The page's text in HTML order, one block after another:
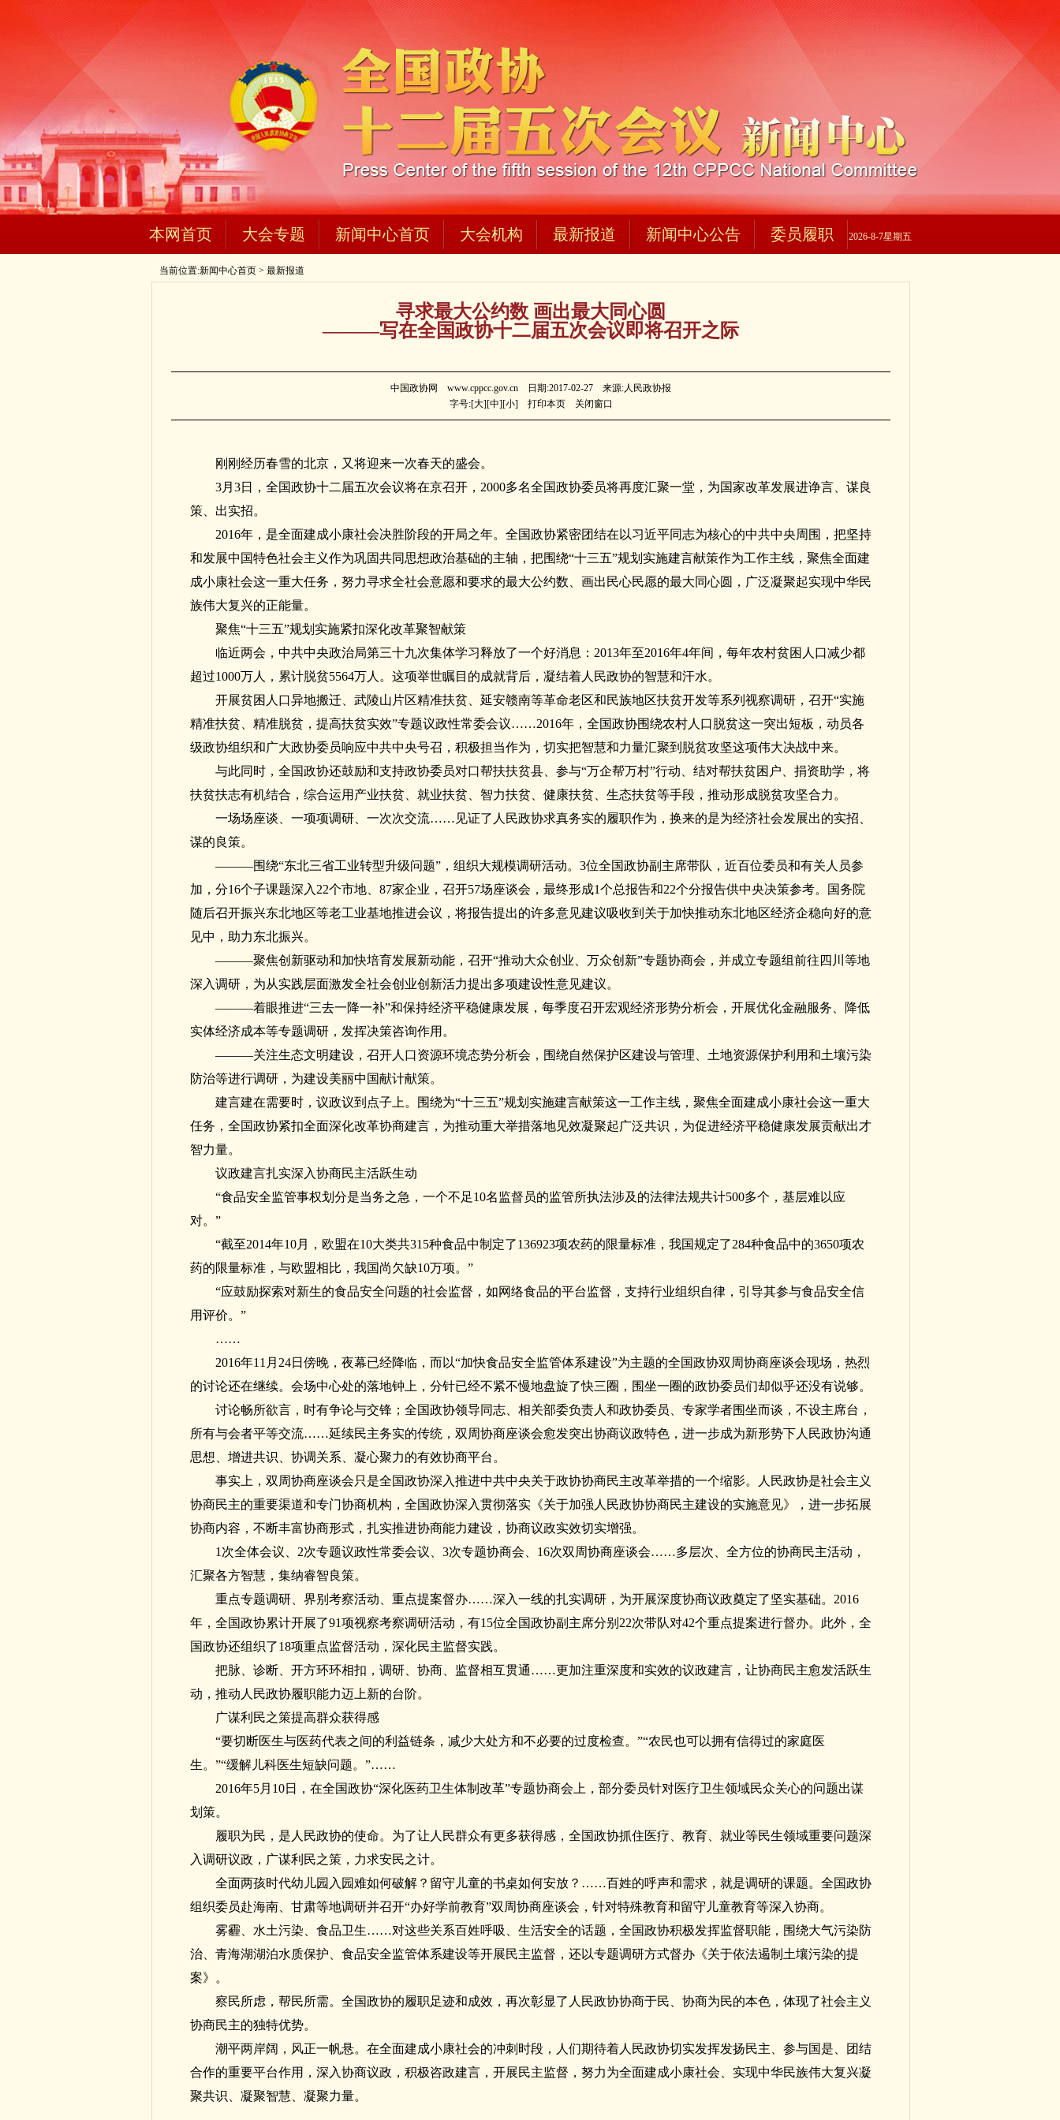
本网首页 大会专题 新闻中心首页 大会机构 最新报道 新闻中心公告 委员履职 2026-8-7星期五
当前位置:新闻中心首页 > 最新报道
寻求最大公约数 画出最大同心圆
———写在全国政协十二届五次会议即将召开之际
中国政协网 www.cppcc.gov.cn 日期:2017-02-27 来源:人民政协报
字号:[大][中][小] 打印本页 关闭窗口
刚刚经历春雪的北京，又将迎来一次春天的盛会。
3月3日，全国政协十二届五次会议将在京召开，2000多名全国政协委员将再度汇聚一堂，为国家改革发展进诤言、谋良
策、出实招。
2016年，是全面建成小康社会决胜阶段的开局之年。全国政协紧密团结在以习近平同志为核心的中共中央周围，把坚持
和发展中国特色社会主义作为巩固共同思想政治基础的主轴，把围绕“十三五”规划实施建言献策作为工作主线，聚焦全面建
成小康社会这一重大任务，努力寻求全社会意愿和要求的最大公约数、画出民心民愿的最大同心圆，广泛凝聚起实现中华民
族伟大复兴的正能量。
聚焦“十三五”规划实施紧扣深化改革聚智献策
临近两会，中共中央政治局第三十九次集体学习释放了一个好消息：2013年至2016年4年间，每年农村贫困人口减少都
超过1000万人，累计脱贫5564万人。这项举世瞩目的成就背后，凝结着人民政协的智慧和汗水。
开展贫困人口异地搬迁、武陵山片区精准扶贫、延安赣南等革命老区和民族地区扶贫开发等系列视察调研，召开“实施
精准扶贫、精准脱贫，提高扶贫实效”专题议政性常委会议……2016年，全国政协围绕农村人口脱贫这一突出短板，动员各
级政协组织和广大政协委员响应中共中央号召，积极担当作为，切实把智慧和力量汇聚到脱贫攻坚这项伟大决战中来。
与此同时，全国政协还鼓励和支持政协委员对口帮扶扶贫县、参与“万企帮万村”行动、结对帮扶贫困户、捐资助学，将
扶贫扶志有机结合，综合运用产业扶贫、就业扶贫、智力扶贫、健康扶贫、生态扶贫等手段，推动形成脱贫攻坚合力。
一场场座谈、一项项调研、一次次交流……见证了人民政协求真务实的履职作为，换来的是为经济社会发展出的实招、
谋的良策。
———围绕“东北三省工业转型升级问题”，组织大规模调研活动。3位全国政协副主席带队，近百位委员和有关人员参
加，分16个子课题深入22个市地、87家企业，召开57场座谈会，最终形成1个总报告和22个分报告供中央决策参考。国务院
随后召开振兴东北地区等老工业基地推进会议，将报告提出的许多意见建议吸收到关于加快推动东北地区经济企稳向好的意
见中，助力东北振兴。
———聚焦创新驱动和加快培育发展新动能，召开“推动大众创业、万众创新”专题协商会，并成立专题组前往四川等地
深入调研，为从实践层面激发全社会创业创新活力提出多项建设性意见建议。
———着眼推进“三去一降一补”和保持经济平稳健康发展，每季度召开宏观经济形势分析会，开展优化金融服务、降低
实体经济成本等专题调研，发挥决策咨询作用。
———关注生态文明建设，召开人口资源环境态势分析会，围绕自然保护区建设与管理、土地资源保护利用和土壤污染
防治等进行调研，为建设美丽中国献计献策。
建言建在需要时，议政议到点子上。围绕为“十三五”规划实施建言献策这一工作主线，聚焦全面建成小康社会这一重大
任务，全国政协紧扣全面深化改革协商建言，为推动重大举措落地见效凝聚起广泛共识，为促进经济平稳健康发展贡献出才
智力量。
议政建言扎实深入协商民主活跃生动
“食品安全监管事权划分是当务之急，一个不足10名监督员的监管所执法涉及的法律法规共计500多个，基层难以应
对。”
“截至2014年10月，欧盟在10大类共315种食品中制定了136923项农药的限量标准，我国规定了284种食品中的3650项农
药的限量标准，与欧盟相比，我国尚欠缺10万项。”
“应鼓励探索对新生的食品安全问题的社会监督，如网络食品的平台监督，支持行业组织自律，引导其参与食品安全信
用评价。”
……
2016年11月24日傍晚，夜幕已经降临，而以“加快食品安全监管体系建设”为主题的全国政协双周协商座谈会现场，热烈
的讨论还在继续。会场中心处的落地钟上，分针已经不紧不慢地盘旋了快三圈，围坐一圈的政协委员们却似乎还没有说够。
讨论畅所欲言，时有争论与交锋；全国政协领导同志、相关部委负责人和政协委员、专家学者围坐而谈，不设主席台，
所有与会者平等交流……延续民主务实的传统，双周协商座谈会愈发突出协商议政特色，进一步成为新形势下人民政协沟通
思想、增进共识、协调关系、凝心聚力的有效协商平台。
事实上，双周协商座谈会只是全国政协深入推进中共中央关于政协协商民主改革举措的一个缩影。人民政协是社会主义
协商民主的重要渠道和专门协商机构，全国政协深入贯彻落实《关于加强人民政协协商民主建设的实施意见》，进一步拓展
协商内容，不断丰富协商形式，扎实推进协商能力建设，协商议政实效切实增强。
1次全体会议、2次专题议政性常委会议、3次专题协商会、16次双周协商座谈会……多层次、全方位的协商民主活动，
汇聚各方智慧，集纳睿智良策。
重点专题调研、界别考察活动、重点提案督办……深入一线的扎实调研，为开展深度协商议政奠定了坚实基础。2016
年，全国政协累计开展了91项视察考察调研活动，有15位全国政协副主席分别22次带队对42个重点提案进行督办。此外，全
国政协还组织了18项重点监督活动，深化民主监督实践。
把脉、诊断、开方环环相扣，调研、协商、监督相互贯通……更加注重深度和实效的议政建言，让协商民主愈发活跃生
动，推动人民政协履职能力迈上新的台阶。
广谋利民之策提高群众获得感
“要切断医生与医药代表之间的利益链条，减少大处方和不必要的过度检查。”“农民也可以拥有信得过的家庭医
生。”“缓解儿科医生短缺问题。”……
2016年5月10日，在全国政协“深化医药卫生体制改革”专题协商会上，部分委员针对医疗卫生领域民众关心的问题出谋
划策。
履职为民，是人民政协的使命。为了让人民群众有更多获得感，全国政协抓住医疗、教育、就业等民生领域重要问题深
入调研议政，广谋利民之策，力求安民之计。
全面两孩时代幼儿园入园难如何破解？留守儿童的书桌如何安放？……百姓的呼声和需求，就是调研的课题。全国政协
组织委员赴海南、甘肃等地调研并召开“办好学前教育”双周协商座谈会，针对特殊教育和留守儿童教育等深入协商。
雾霾、水土污染、食品卫生……对这些关系百姓呼吸、生活安全的话题，全国政协积极发挥监督职能，围绕大气污染防
治、青海湖湖泊水质保护、食品安全监管体系建设等开展民主监督，还以专题调研方式督办《关于依法遏制土壤污染的提
案》。
察民所虑，帮民所需。全国政协的履职足迹和成效，再次彰显了人民政协协商于民、协商为民的本色，体现了社会主义
协商民主的独特优势。
潮平两岸阔，风正一帆悬。在全面建成小康社会的冲刺时段，人们期待着人民政协切实发挥发扬民主、参与国是、团结
合作的重要平台作用，深入协商议政，积极咨政建言，开展民主监督，努力为全面建成小康社会、实现中华民族伟大复兴凝
聚共识、凝聚智慧、凝聚力量。